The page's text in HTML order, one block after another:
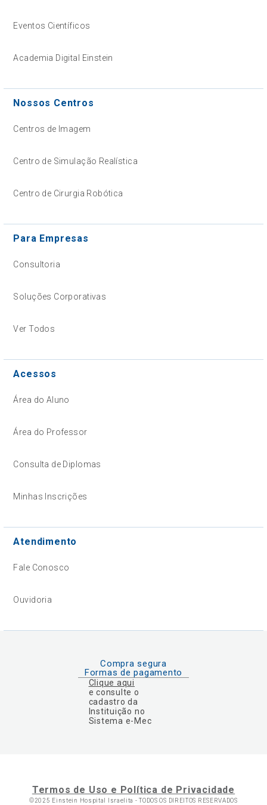
Eventos Científicos
Academia Digital Einstein
Nossos Centros
Centros de Imagem
Centro de Simulação Realística
Centro de Cirurgia Robótica
Para Empresas
Consultoria
Soluções Corporativas
Ver Todos
Acessos
Área do Aluno
Área do Professor
Consulta de Diplomas
Minhas Inscrições
Atendimento
Fale Conosco
Ouvidoria
Compra segura
Formas de pagamento
Clique aqui
e consulte o
cadastro da
Instituição no
Sistema e-Mec
Termos de Uso e Política de Privacidade
©2025 Einstein Hospital Israelita -TODOS OS DIREITOS RESERVADOS